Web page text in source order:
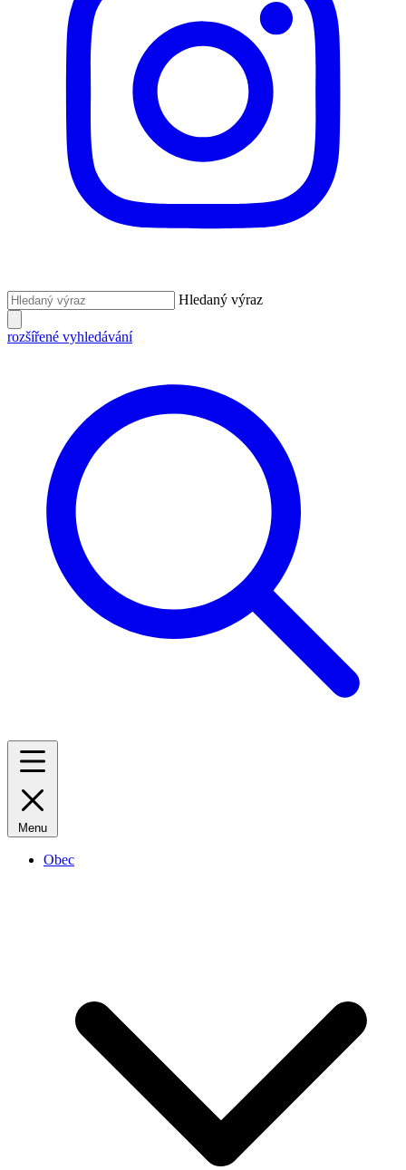
Hledaný výraz
rozšířené vyhledávání
Menu
Obec